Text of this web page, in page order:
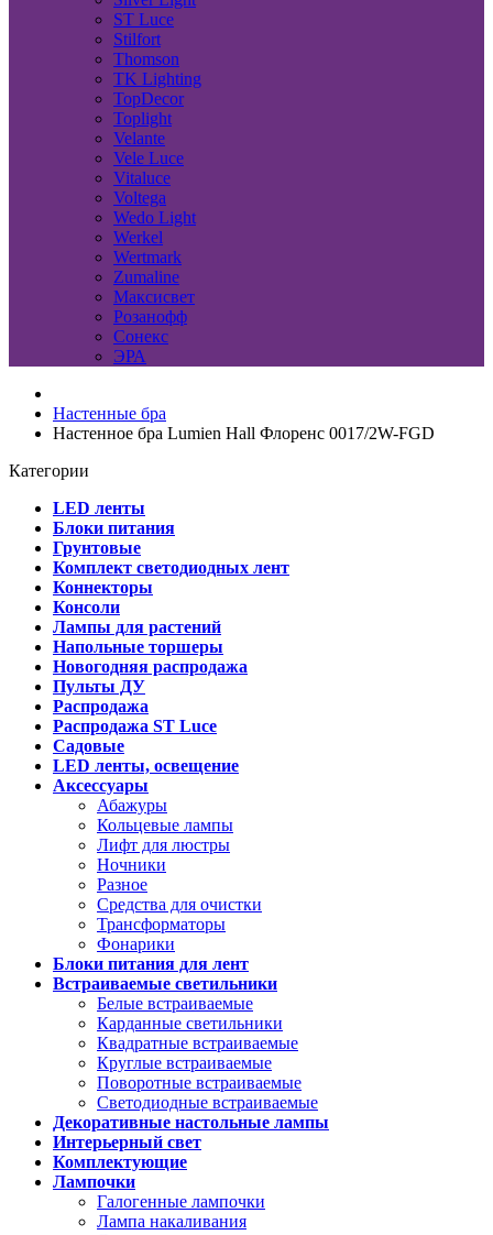
ST Luce
Stilfort
Thomson
TK Lighting
TopDecor
Toplight
Velante
Vele Luce
Vitaluce
Voltega
Wedo Light
Werkel
Wertmark
Zumaline
Максисвет
Розанофф
Сонекс
ЭРА
Настенные бра
Настенное бра Lumien Hall Флоренс 0017/2W-FGD
Категории
LED ленты
Блоки питания
Грунтовые
Комплект светодиодных лент
Коннекторы
Консоли
Лампы для растений
Напольные торшеры
Новогодняя распродажа
Пульты ДУ
Распродажа
Распродажа ST Luce
Садовые
LED ленты, освещение
Аксессуары
Абажуры
Кольцевые лампы
Лифт для люстры
Ночники
Разное
Средства для очистки
Трансформаторы
Фонарики
Блоки питания для лент
Встраиваемые светильники
Белые встраиваемые
Карданные светильники
Квадратные встраиваемые
Круглые встраиваемые
Поворотные встраиваемые
Светодиодные встраиваемые
Декоративные настольные лампы
Интерьерный свет
Комплектующие
Лампочки
Галогенные лампочки
Лампа накаливания